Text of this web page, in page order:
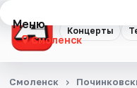
Концерты
Меню
Смоленск
Концерты
Смоленск